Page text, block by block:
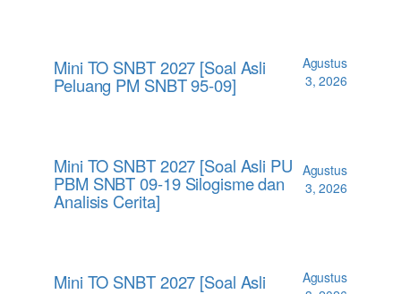
Mini TO SNBT 2027 [Soal Asli
Peluang PM SNBT 95-09]
Agustus
3, 2026
Mini TO SNBT 2027 [Soal Asli PU
PBM SNBT 09-19 Silogisme dan
Analisis Cerita]
Agustus
3, 2026
Mini TO SNBT 2027 [Soal Asli
Agustus